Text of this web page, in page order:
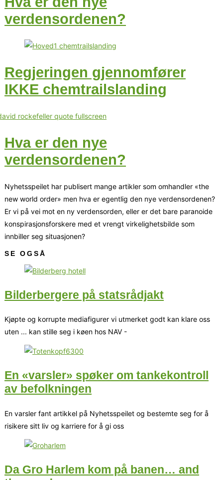
verdensordenen?
Regjeringen gjennomfører
IKKE chemtrailslanding
Hva er den nye
verdensordenen?
Nyhetsspeilet har publisert mange artikler som omhandler «the
new world order» men hva er egentlig den nye verdensordenen?
Er vi på vei mot en ny verdensorden, eller er det bare paranoide
konspirasjonsforskere med et vrengt virkelighetsbilde som
innbiller seg situasjonen?
SE OGSÅ
Bilderbergere på statsrådjakt
Kjøpte og korrupte mediafigurer vi utmerket godt kan klare oss
uten ... kan stille seg i køen hos NAV -
En «varsler» spøker om tankekontroll
av befolkningen
En varsler fant artikkel på Nyhetsspeilet og bestemte seg for å
risikere sitt liv og karriere for å gi oss
Da Gro Harlem kom på banen… and